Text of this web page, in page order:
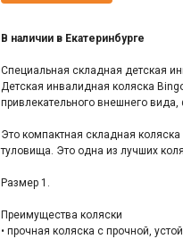
В наличии в Екатеринбурге
Специальная складная детская
Детская инвалидная коляска
привлекательного внешнего вида,
Это компактная складная
туловища. Это одна из лучших
Размер 1.
Преимущества коляски
• прочная коляска с прочной,